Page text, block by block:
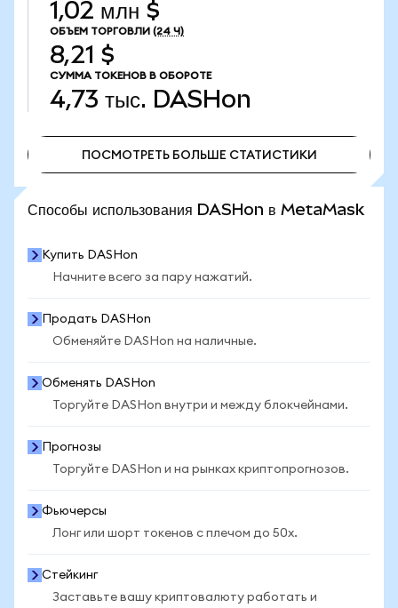
1,02 млн $
ОБЪЕМ ТОРГОВЛИ (24 Ч)
8,21 $
СУММА ТОКЕНОВ В ОБОРОТЕ
4,73 тыс. DASHon
ПОСМОТРЕТЬ БОЛЬШЕ СТАТИСТИКИ
Способы использования DASHon в MetaMask
Купить DASHon
Начните всего за пару нажатий.
Продать DASHon
Обменяйте DASHon на наличные.
Обменять DASHon
Торгуйте DASHon внутри и между блокчейнами.
Прогнозы
Торгуйте DASHon и на рынках криптопрогнозов.
Фьючерсы
Лонг или шорт токенов с плечом до 50x.
Стейкинг
Заставьте вашу криптовалюту работать и